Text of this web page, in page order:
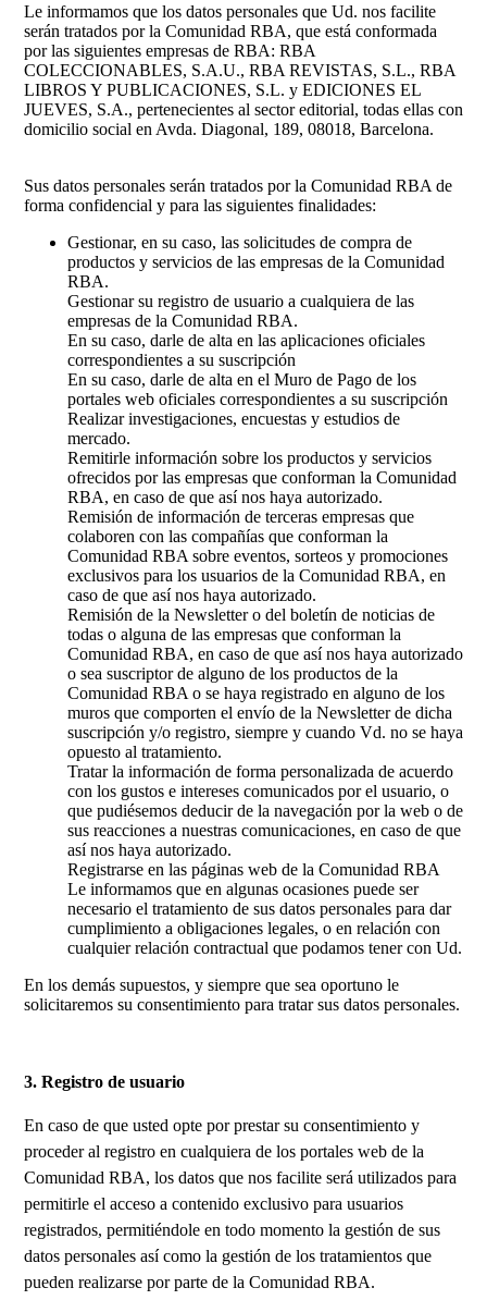
Le informamos que los datos personales que Ud. nos facilite
serán tratados por la Comunidad RBA, que está conformada
por las siguientes empresas de RBA: RBA
COLECCIONABLES, S.A.U., RBA REVISTAS, S.L., RBA
LIBROS Y PUBLICACIONES, S.L. y EDICIONES EL
JUEVES, S.A., pertenecientes al sector editorial, todas ellas con
domicilio social en Avda. Diagonal, 189, 08018, Barcelona.
Sus datos personales serán tratados por la Comunidad RBA de
forma confidencial y para las siguientes finalidades:
Gestionar, en su caso, las solicitudes de compra de
productos y servicios de las empresas de la Comunidad
RBA.
Gestionar su registro de usuario a cualquiera de las
empresas de la Comunidad RBA.
En su caso, darle de alta en las aplicaciones oficiales
correspondientes a su suscripción
En su caso, darle de alta en el Muro de Pago de los
portales web oficiales correspondientes a su suscripción
Realizar investigaciones, encuestas y estudios de
mercado.
Remitirle información sobre los productos y servicios
ofrecidos por las empresas que conforman la Comunidad
RBA, en caso de que así nos haya autorizado.
Remisión de información de terceras empresas que
colaboren con las compañías que conforman la
Comunidad RBA sobre eventos, sorteos y promociones
exclusivos para los usuarios de la Comunidad RBA, en
caso de que así nos haya autorizado.
Remisión de la Newsletter o del boletín de noticias de
todas o alguna de las empresas que conforman la
Comunidad RBA, en caso de que así nos haya autorizado
o sea suscriptor de alguno de los productos de la
Comunidad RBA o se haya registrado en alguno de los
muros que comporten el envío de la Newsletter de dicha
suscripción y/o registro, siempre y cuando Vd. no se haya
opuesto al tratamiento.
Tratar la información de forma personalizada de acuerdo
con los gustos e intereses comunicados por el usuario, o
que pudiésemos deducir de la navegación por la web o de
sus reacciones a nuestras comunicaciones, en caso de que
así nos haya autorizado.
Registrarse en las páginas web de la Comunidad RBA
Le informamos que en algunas ocasiones puede ser
necesario el tratamiento de sus datos personales para dar
cumplimiento a obligaciones legales, o en relación con
cualquier relación contractual que podamos tener con Ud.
En los demás supuestos, y siempre que sea oportuno le
solicitaremos su consentimiento para tratar sus datos personales.
3. Registro de usuario
En caso de que usted opte por prestar su consentimiento y
proceder al registro en cualquiera de los portales web de la
Comunidad RBA, los datos que nos facilite será utilizados para
permitirle el acceso a contenido exclusivo para usuarios
registrados, permitiéndole en todo momento la gestión de sus
datos personales así como la gestión de los tratamientos que
pueden realizarse por parte de la Comunidad RBA.